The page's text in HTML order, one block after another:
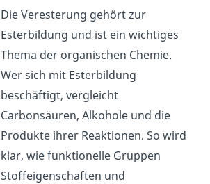
Die Veresterung gehört zur
Esterbildung und ist ein wichtiges
Thema der organischen Chemie.
Wer sich mit Esterbildung
beschäftigt, vergleicht
Carbonsäuren, Alkohole und die
Produkte ihrer Reaktionen. So wird
klar, wie funktionelle Gruppen
Stoffeigenschaften und